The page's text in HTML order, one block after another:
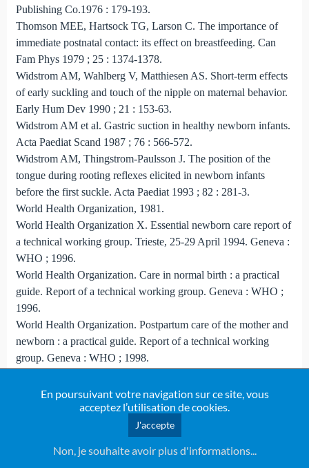
En poursuivant votre navigation sur ce site, vous
acceptez l’utilisation de cookies.
J'accepte
Non, je souhaite avoir plus d'informations...
Publish­ing Co.1976 : 179-193.
Thomson MEE, Hartsock TG, Larson C. The importance of
immediate postnatal contact: its effect on breastfeeding. Can
Fam Phys 1979 ; 25 : 1374‑1378.
Widstrom AM, Wahlberg V, Matthiesen AS. Short-term effects
of early suckling and touch of the nipple on maternal behavior.
Early Hum Dev 1990 ; 21 : 153-63.
Widstrom AM et al. Gastric suction in healthy newborn in­fants.
Acta Paediat Scand 1987 ; 76 : 566‑572.
Widstrom AM, Thingstrom-Paulsson J. The position of the
tongue during rooting reflexes elicited in newborn infants
before the first suckle. Acta Paediat 1993 ; 82 : 281-3.
World Health Organization, 1981.
World Health Organization X. Essential newborn care report of
a technical working group. Trieste, 25-29 April 1994. Geneva :
WHO ; 1996.
World Health Organization. Care in normal birth : a practi­cal
guide. Report of a technical working group. Geneva : WHO ;
1996.
World Health Organization. Postpartum care of the mother and
newborn : a practical guide. Report of a technical working
group. Geneva : WHO ; 1998.
nouveau-né ; guide pratique WHO/RHT/MSM/98.1.